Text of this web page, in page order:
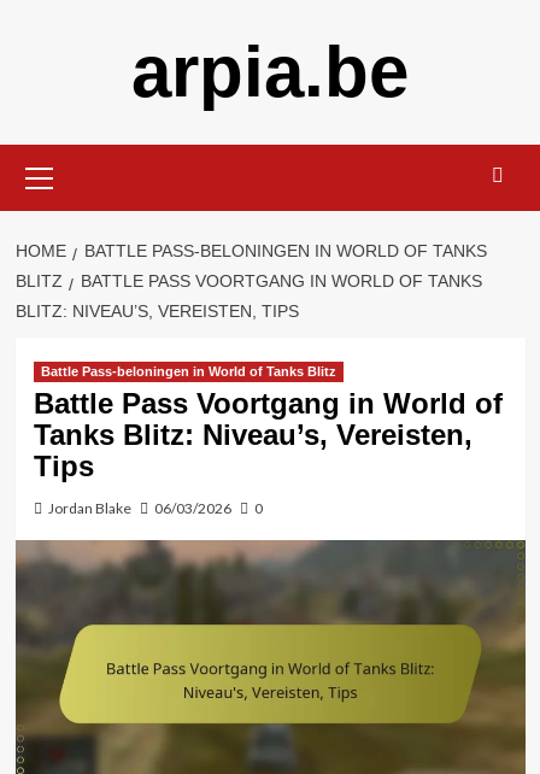
arpia.be
Menu
HOME
BATTLE PASS-BELONINGEN IN WORLD OF TANKS
BLITZ
BATTLE PASS VOORTGANG IN WORLD OF TANKS
BLITZ: NIVEAU’S, VEREISTEN, TIPS
Battle Pass-beloningen in World of Tanks Blitz
Battle Pass Voortgang in World of
Tanks Blitz: Niveau’s, Vereisten,
Tips
Jordan Blake 06/03/2026 0